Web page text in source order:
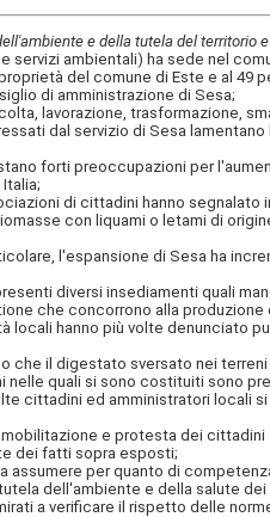
e della tutela del territorio
ambientali) ha sede nel
del comune di Este e al 49
di amministrazione di Sesa;
lavorazione, trasformazione,
dal servizio di Sesa lamentano
forti preoccupazioni per
di cittadini hanno segnalato
con liquami o letami di
l'espansione di Sesa ha
diversi insediamenti quali
che concorrono alla produzione
hanno più volte denunciato
il digestato sversato nei terreni
quali si sono costituiti sono
ed amministratori locali si
e protesta dei cittadini
dei fatti sopra esposti;
per quanto di
dell'ambiente e della salute
a verificare il rispetto delle